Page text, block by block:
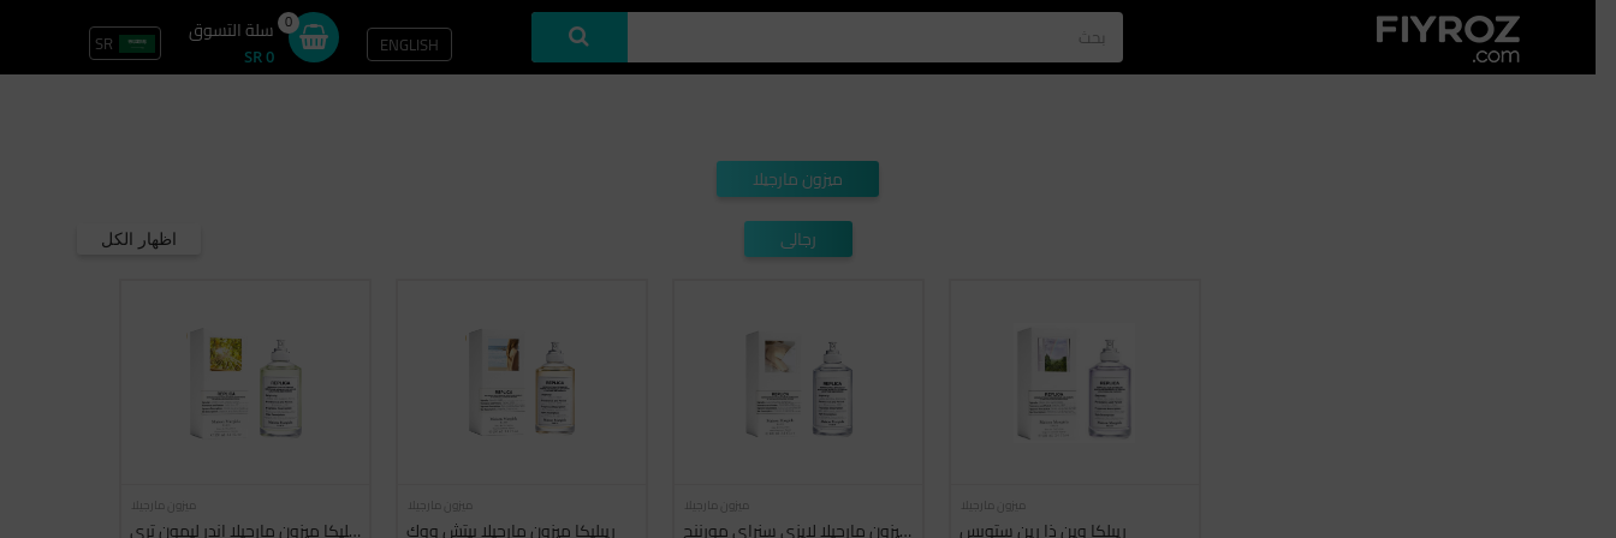
ENGLISH
0 سلة التسوق
SR 0
SR الصفحة الرئيسية تسجيل الدخول / سجل
ميزون مارجيلا
رجالى
اظهار الكل
ميزون مارجيلا
ريبليكا ميزون مارجيلا اندر ليمون تري
ميزون مارجيلا
ريبليكا ميزون مارجيلا بيتش ووك
ميزون مارجيلا
ريبليكا ميزون مارجيلا لايزي سنراي مورننج
ميزون مارجيلا
ريبلكا وين ذا رين ستوبس